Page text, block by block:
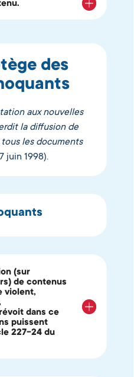
des
aux nouvelles
la diffusion de
les documents
juin 1998).
(sur
de contenus
violent,
dans ce
puissent
227-24 du